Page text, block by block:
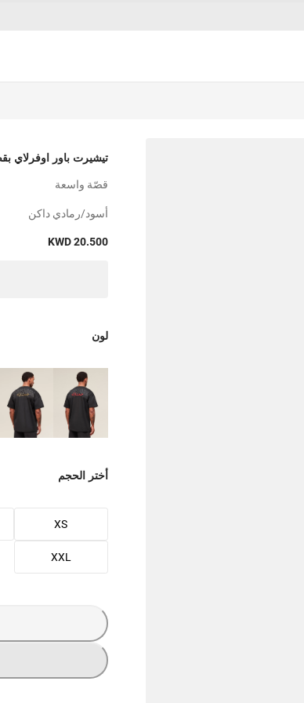
تيشيرت باور اوفرلاي
قصّة واسعة
أسود/رمادي داكن
KWD 20.500
لون
أختر الحجم
XS
XXL